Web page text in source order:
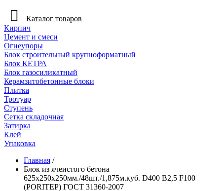
Каталог товаров
Кирпич
Цемент и смеси
Огнеупоры
Блок строительный крупноформатный
Блок КЕТРА
Блок газосиликатный
Керамзитобетонные блоки
Плитка
Тротуар
Ступень
Сетка складочная
Затирка
Клей
Упаковка
Главная /
Блок из ячеистого бетона
625х250х250мм./48шт./1,875м.куб. D400 B2,5 F100
(PORITEP) ГОСТ 31360-2007